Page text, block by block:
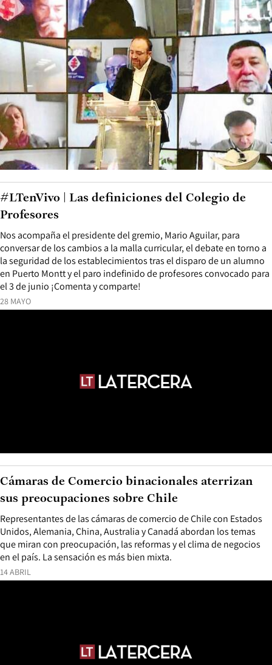
28 MAYO
Nos acompaña el presidente del gremio, Mario Aguilar, para
conversar de los cambios a la malla curricular, el debate en torno a
la seguridad de los establecimientos tras el disparo de un alumno
en Puerto Montt y el paro indefinido de profesores convocado para
el 3 de junio ¡Comenta y comparte!
#LTenVivo | Las definiciones del Colegio de
Profesores
14 ABRIL
Representantes de las cámaras de comercio de Chile con Estados
Unidos, Alemania, China, Australia y Canadá abordan los temas
que miran con preocupación, las reformas y el clima de negocios
en el país. La sensación es más bien mixta.
Cámaras de Comercio binacionales aterrizan
sus preocupaciones sobre Chile